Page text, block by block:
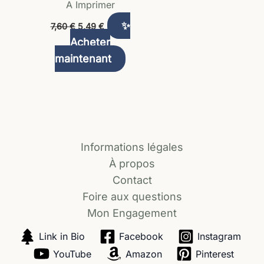
A Imprimer
7,60€ 5,49 €
✨
Acheter
maintenant
Informations légales
À propos
Contact
Foire aux questions
Mon Engagement
Link in Bio Facebook
Instagram
YouTube
Amazon Pinterest